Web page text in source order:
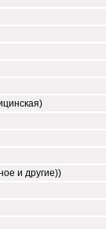
и другие))